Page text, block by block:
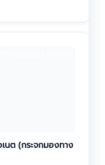
นต (กระจกมองทาง